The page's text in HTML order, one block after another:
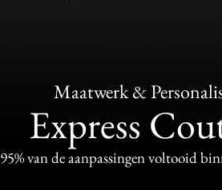
Maatwerk &
Express
95% van de aanpassingen voltooid